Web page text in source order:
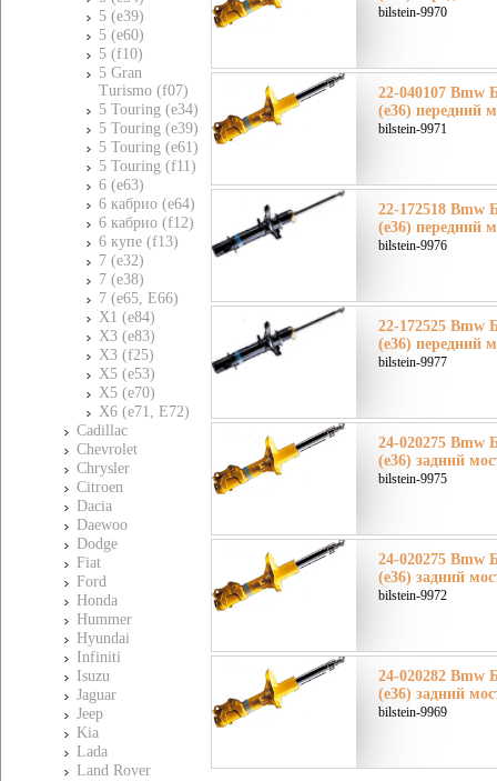
5 (e39)
5 (e60)
5 (f10)
5 Gran
Turismo (f07)
5 Touring (e34)
5 Touring (e39)
5 Touring (e61)
5 Touring (f11)
6 (e63)
6 кабрио (e64)
6 кабрио (f12)
6 купе (f13)
7 (e32)
7 (e38)
7 (e65, E66)
X1 (e84)
X3 (e83)
X3 (f25)
X5 (e53)
X5 (e70)
X6 (e71, E72)
Cadillac
Chevrolet
Chrysler
Citroen
Dacia
Daewoo
Dodge
Fiat
Ford
Honda
Hummer
Hyundai
Infiniti
Isuzu
Jaguar
Jeep
Kia
Lada
Land Rover
bilstein-9970
22-040107 Bmw
(e36) передний
bilstein-9971
22-172518 Bmw
(e36) передний
bilstein-9976
22-172525 Bmw
(e36) передний
bilstein-9977
24-020275 Bmw
(e36) задний
bilstein-9975
24-020275 Bmw
(e36) задний
bilstein-9972
24-020282 Bmw
(e36) задний
bilstein-9969